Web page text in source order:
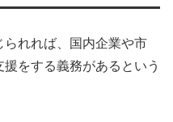
れれば、国内企業や市
をする義務があるという